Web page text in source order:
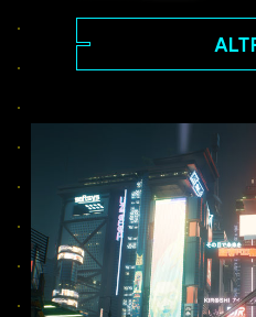
influenzano la storia
te. Accetta una serie
cyberpunk
misteri legati al
stanno
ottenere.